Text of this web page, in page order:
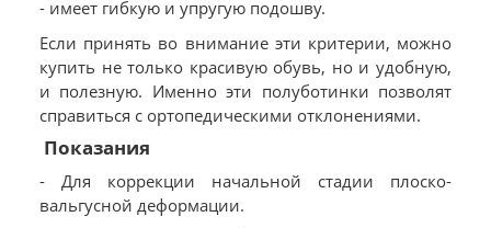
- имеет гибкую и упругую подошву.
Если принять во внимание эти критерии, можно
купить не только красивую обувь, но и удобную,
и полезную. Именно эти полуботинки позволят
справиться с ортопедическими отклонениями.
Показания
- Для коррекции начальной стадии плоско-
вальгусной деформации.